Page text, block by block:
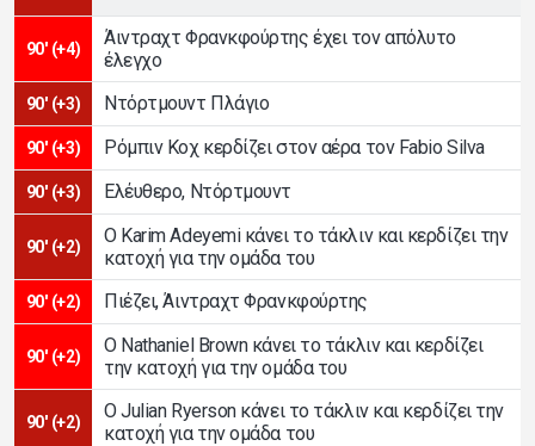
90' (+4)
Άιντραχτ Φρανκφούρτης έχει τον απόλυτο
έλεγχο
90' (+3) Ντόρτμουντ Πλάγιο
90' (+3) Ρόμπιν Κοχ κερδίζει στον αέρα τον Fabio Silva
90' (+3) Ελέυθερο, Ντόρτμουντ
90' (+2)
Ο Karim Adeyemi κάνει το τάκλιν και κερδίζει την
κατοχή για την ομάδα του
90' (+2) Πιέζει, Άιντραχτ Φρανκφούρτης
90' (+2)
Ο Nathaniel Brown κάνει το τάκλιν και κερδίζει
την κατοχή για την ομάδα του
90' (+2)
Ο Julian Ryerson κάνει το τάκλιν και κερδίζει την
κατοχή για την ομάδα του